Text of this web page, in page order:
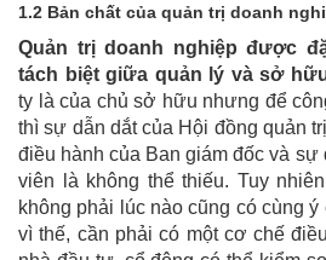
1.2 Bản chất của quản trị doanh
Quản trị doanh nghiệp được
tách biệt giữa quản lý và sở
ty là của chủ sở hữu nhưng để
thì sự dẫn dắt của Hội đồng quản
điều hành của Ban giám đốc và sự
viên là không thể thiếu. Tuy
không phải lúc nào cũng có cùng
vì thế, cần phải có một cơ chế